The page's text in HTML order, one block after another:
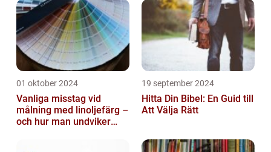
01 oktober 2024
Vanliga misstag vid
målning med linoljefärg –
och hur man undviker
19 september 2024
Hitta Din Bibel: En Guid till
Att Välja Rätt